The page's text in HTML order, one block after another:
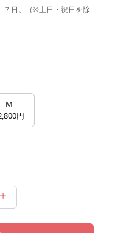
７日。（※土日・祝日を除
M
円